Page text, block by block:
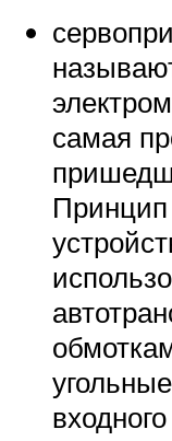
самая
Принцип